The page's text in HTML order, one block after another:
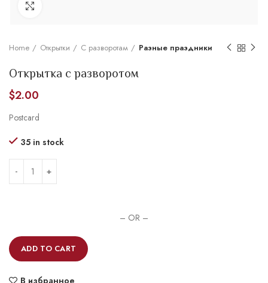
Home Открытки С разворотам Разные праздники
Открытка с разворотом
$2.00
Postcard
35 in stock
– OR –
ADD TO CART
В избранное